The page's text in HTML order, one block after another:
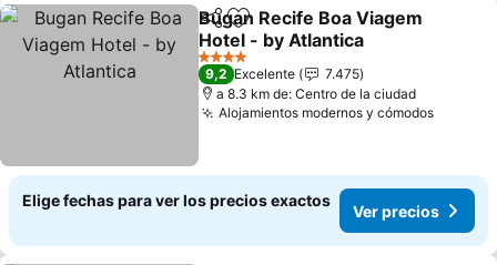
CompartirAgregar a favoritos
Bugan Recife Boa Viagem
Hotel - by Atlantica
4 Estrellas
9,2 Excelente
7.475
a 8.3 km de: Centro de la ciudad
Alojamientos modernos y cómodos
Elige fechas para ver los precios exactos
Ver precios